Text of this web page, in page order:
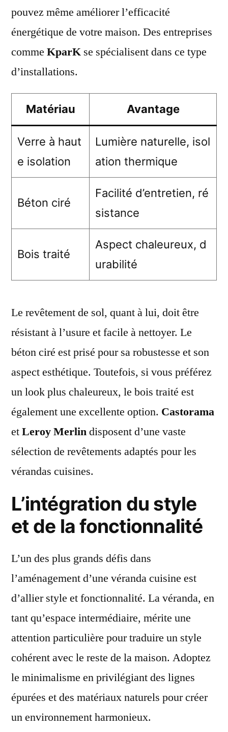
pouvez même améliorer l’efficacité
énergétique de votre maison. Des entreprises
comme KparK se spécialisent dans ce type
d’installations.
Matériau Avantage
Verre à haut
e isolation
Lumière naturelle, isol
ation thermique
Béton ciré
Facilité d’entretien, ré
sistance
Bois traité
Aspect chaleureux, d
urabilité
Le revêtement de sol, quant à lui, doit être
résistant à l’usure et facile à nettoyer. Le
béton ciré est prisé pour sa robustesse et son
aspect esthétique. Toutefois, si vous préférez
un look plus chaleureux, le bois traité est
également une excellente option. Castorama
etLeroy Merlindisposent d’une vaste
sélection de revêtements adaptés pour les
vérandas cuisines.
L’intégration du style
et de la fonctionnalité
L’un des plus grands défis dans
l’aménagement d’une véranda cuisine est
d’allier style et fonctionnalité. La véranda, en
tant qu’espace intermédiaire, mérite une
attention particulière pour traduire un style
cohérent avec le reste de la maison. Adoptez
le minimalisme en privilégiant des lignes
épurées et des matériaux naturels pour créer
un environnement harmonieux.